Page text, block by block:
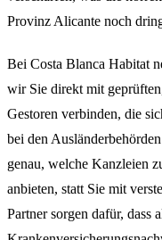
Provinz Alicante noch
Bei Costa Blanca Habitat
wir Sie direkt mit
Gestoren verbinden, die
bei den
genau, welche Kanzleien
anbieten, statt Sie mit
Partner sorgen dafür, dass